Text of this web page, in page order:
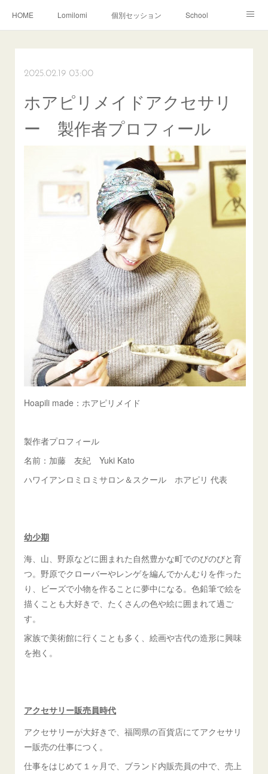
HOME Lomilomi 個別セッション School
School無料説明会
2025.02.19 03:00
ホアピリメイドアクセサリ
ー 製作者プロフィール
Hoapili made：ホアピリメイド
製作者プロフィール
名前：加藤 友紀 Yuki Kato
ハワイアンロミロミサロン＆スクール ホアピリ 代表
幼少期
海、山、野原などに囲まれた自然豊かな町でのびのびと育
つ。野原でクローバーやレンゲを編んでかんむりを作った
り、ビーズで小物を作ることに夢中になる。色鉛筆で絵を
描くことも大好きで、たくさんの色や絵に囲まれて過ご
す。
家族で美術館に行くことも多く、絵画や古代の造形に興味
を抱く。
アクセサリー販売員時代
アクセサリーが大好きで、福岡県の百貨店にてアクセサリ
ー販売の仕事につく。
仕事をはじめて１ヶ月で、ブランド内販売員の中で、売上